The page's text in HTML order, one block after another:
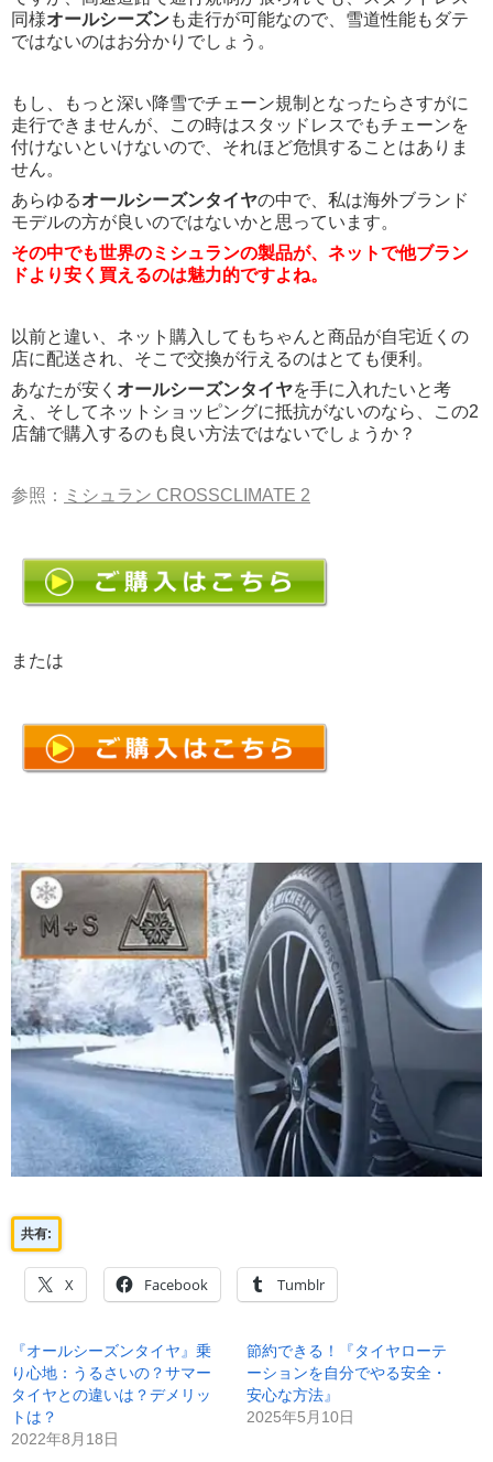
同様オールシーズンも走行が可能なので、雪道性能もダテ
ではないのはお分かりでしょう。
もし、もっと深い降雪でチェーン規制となったらさすがに
走行できませんが、この時はスタッドレスでもチェーンを
付けないといけないので、それほど危惧することはありま
せん。
あらゆるオールシーズンタイヤの中で、私は海外ブランド
モデルの方が良いのではないかと思っています。
その中でも世界のミシュランの製品が、ネットで他ブラン
ドより安く買えるのは魅力的ですよね。
以前と違い、ネット購入してもちゃんと商品が自宅近くの
店に配送され、そこで交換が行えるのはとても便利。
あなたが安く オールシーズンタイヤを手に入れたいと考
え、そしてネットショッピングに抵抗がないのなら、この2
店舗で購入するのも良い方法ではないでしょうか？
参照： ミシュラン CROSSCLIMATE 2
または
共有:
X Facebook Tumblr
『オールシーズンタイヤ』乗
り心地：うるさいの？サマー
タイヤとの違いは？デメリッ
トは？
2022年8月18日
節約できる！『タイヤローテ
ーションを自分でやる安全・
安心な方法』
2025年5月10日